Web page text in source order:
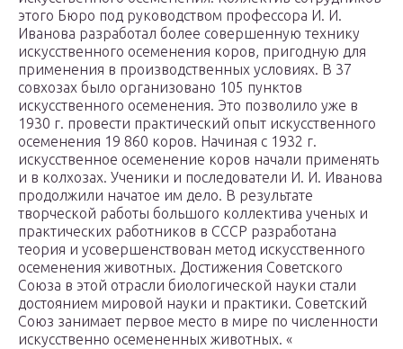
этого Бюро под руководством профессора И. И.
Иванова разработал более совершенную технику
искусственного осеменения коров, пригодную для
применения в производственных условиях. В 37
совхозах было организовано 105 пунктов
искусственного осеменения. Это позволило уже в
1930 г. провести практический опыт искусственного
осеменения 19 860 коров. Начиная с 1932 г.
искусственное осеменение коров начали применять
и в колхозах. Ученики и последователи И. И. Иванова
продолжили начатое им дело. В результате
творческой работы большого коллектива ученых и
практических работников в СССР разработана
теория и усовершенствован метод искусственного
осеменения животных. Достижения Советского
Союза в этой отрасли биологической науки стали
достоянием мировой науки и практики. Советский
Союз занимает первое место в мире по численности
искусственно осемененных животных. «